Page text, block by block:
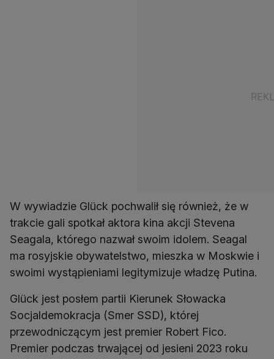
W wywiadzie Glück pochwalił się również, że w
trakcie gali spotkał aktora kina akcji Stevena
Seagala, którego nazwał swoim idolem. Seagal
ma rosyjskie obywatelstwo, mieszka w Moskwie i
swoimi wystąpieniami legitymizuje władzę Putina.
Glück jest posłem partii Kierunek Słowacka
Socjaldemokracja (Smer SSD), której
przewodniczącym jest premier Robert Fico.
Premier podczas trwającej od jesieni 2023 roku